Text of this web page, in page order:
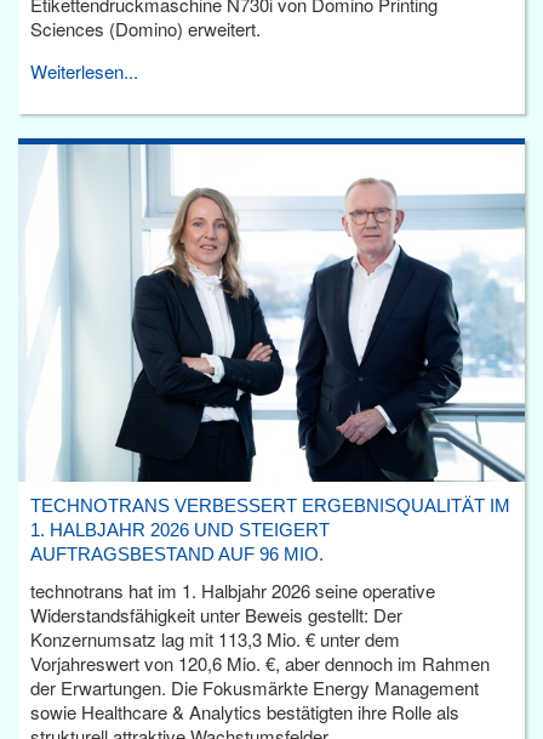
Sciences (Domino) erweitert.
Weiterlesen...
TECHNOTRANS VERBESSERT ERGEBNISQUALITÄT IM
1. HALBJAHR 2026 UND STEIGERT
AUFTRAGSBESTAND AUF 96 MIO.
technotrans hat im 1. Halbjahr 2026 seine operative
Widerstandsfähigkeit unter Beweis gestellt: Der
Konzernumsatz lag mit 113,3 Mio. € unter dem
Vorjahreswert von 120,6 Mio. €, aber dennoch im Rahmen
der Erwartungen. Die Fokusmärkte Energy Management
sowie Healthcare & Analytics bestätigten ihre Rolle als